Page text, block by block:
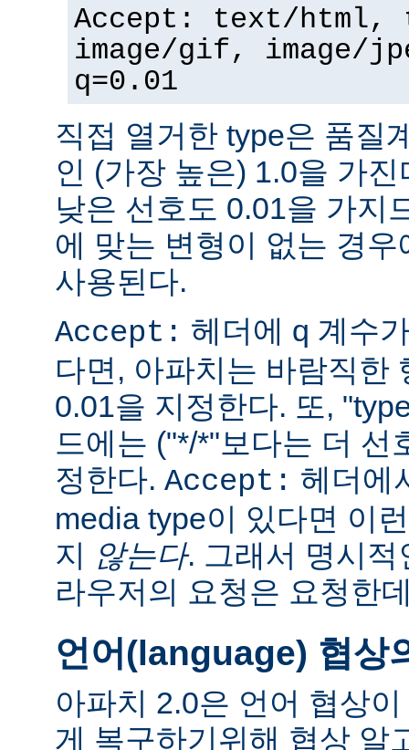
Accept: text/
image/gif, image/
q=0.01
직접 열거한 type은 품질
인 (가장 높은) 1.0을 가
낮은 선호도 0.01을 가지
에 맞는 변형이 없는 경
사용된다.
Accept: 헤더에 q 계수
다면, 아파치는 바람직한
0.01을 지정한다. 또,
드에는 ("*/*"보다는 더 선
정한다. Accept: 헤더에
media type이 있다면 이
지
않는다. 그래서 명시
라우저의 요청은 요청한
언어(language) 협상
아파치 2.0은 언어 협상
게 복구하기위해 협상 알